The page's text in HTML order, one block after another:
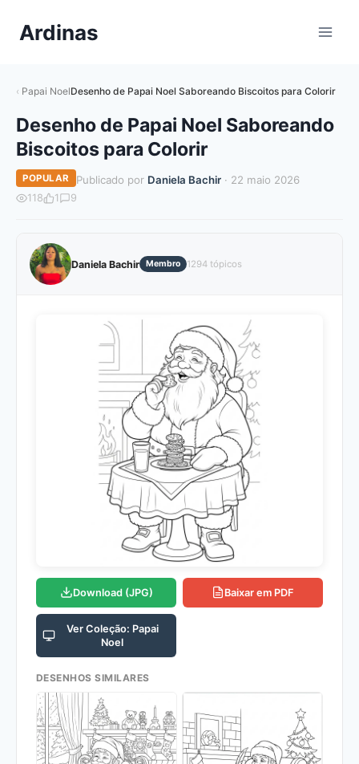
paraArdinas
Papai NoelDesenho de Papai Noel Saboreando Biscoitos para Colorir
Desenho de Papai Noel Saboreando
Biscoitos para Colorir
POPULAR Publicado por Daniela Bachir· 22 maio 2026
118 1 9
Daniela Bachir Membro 1294 tópicos
Download (JPG) Baixar em PDF
Ver Coleção: Papai
Noel
DESENHOS SIMILARES